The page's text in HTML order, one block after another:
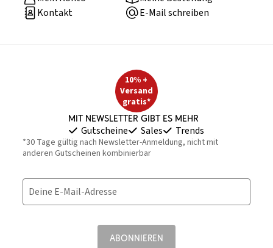
Kontakt
E-Mail schreiben
10% +
Versand
gratis*
Mit Newsletter gibt es mehr
Gutscheine Sales Trends
*30 Tage gültig nach Newsletter-Anmeldung, nicht mit
anderen Gutscheinen kombinierbar
Deine E-Mail-Adresse
ABONNIEREN